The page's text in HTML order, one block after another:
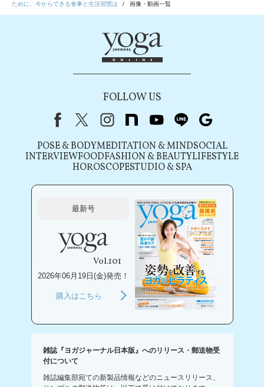
ために、今からできる食事と生活習慣は
画像・動画一覧
FOLLOW US
FacebookX（旧Twitter）
instagram
note youtubeline
POSE & BODYMEDITATION & MINDSOCIAL
INTERVIEWFOODFASHION & BEAUTYLIFESTYLE
HOROSCOPESTUDIO & SPA
最新号
Vol.101
2026年06月19日(金)発売！
購入はこちら
雑誌『ヨガジャーナル日本版』へのリリース・郵送物受
付について
雑誌編集部宛ての新製品情報などのニュースリリース、